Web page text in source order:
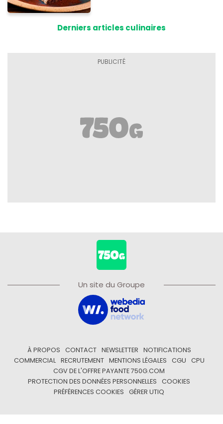
Derniers articles culinaires
Un site du Groupe
À PROPOS CONTACT NEWSLETTER
NOTIFICATIONS
COMMERCIAL
RECRUTEMENT MENTIONS LÉGALES CGU
CPU
CGV DE L'OFFRE PAYANTE 750G.COM
PROTECTION DES DONNÉES PERSONNELLES
COOKIES
PRÉFÉRENCES COOKIES
GÉRER UTIQ